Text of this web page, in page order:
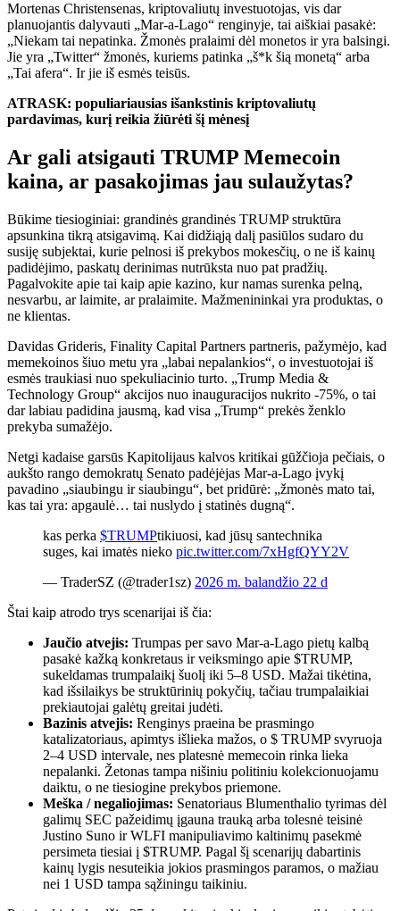
Mortenas Christensenas, kriptovaliutų investuotojas, vis dar
planuojantis dalyvauti „Mar-a-Lago“ renginyje, tai aiškiai pasakė:
„Niekam tai nepatinka. Žmonės pralaimi dėl monetos ir yra balsingi.
Jie yra „Twitter“ žmonės, kuriems patinka „š*k šią monetą“ arba
„Tai afera“. Ir jie iš esmės teisūs.
ATRASK: populiariausias išankstinis kriptovaliutų
pardavimas, kurį reikia žiūrėti šį mėnesį
Ar gali atsigauti TRUMP Memecoin
kaina, ar pasakojimas jau sulaužytas?
Būkime tiesioginiai: grandinės grandinės TRUMP struktūra
apsunkina tikrą atsigavimą. Kai didžiąją dalį pasiūlos sudaro du
susiję subjektai, kurie pelnosi iš prekybos mokesčių, o ne iš kainų
padidėjimo, paskatų derinimas nutrūksta nuo pat pradžių.
Pagalvokite apie tai kaip apie kazino, kur namas surenka pelną,
nesvarbu, ar laimite, ar pralaimite. Mažmenininkai yra produktas, o
ne klientas.
Davidas Grideris, Finality Capital Partners partneris, pažymėjo, kad
memekoinos šiuo metu yra „labai nepalankios“, o investuotojai iš
esmės traukiasi nuo spekuliacinio turto. „Trump Media &
Technology Group“ akcijos nuo inauguracijos nukrito -75%, o tai
dar labiau padidina jausmą, kad visa „Trump“ prekės ženklo
prekyba sumažėjo.
Netgi kadaise garsūs Kapitolijaus kalvos kritikai gūžčioja pečiais, o
aukšto rango demokratų Senato padėjėjas Mar-a-Lago įvykį
pavadino „siaubingu ir siaubingu“, bet pridūrė: „žmonės mato tai,
kas tai yra: apgaulė… tai nuslydo į statinės dugną“.
kas perka $TRUMPtikiuosi, kad jūsų santechnika
suges, kai imatės nieko pic.twitter.com/7xHgfQYY2V
— TraderSZ (@trader1sz) 2026 m. balandžio 22 d
Štai kaip atrodo trys scenarijai iš čia:
Jaučio atvejis: Trumpas per savo Mar-a-Lago pietų kalbą
pasakė kažką konkretaus ir veiksmingo apie $TRUMP,
sukeldamas trumpalaikį šuolį iki 5–8 USD. Mažai tikėtina,
kad išsilaikys be struktūrinių pokyčių, tačiau trumpalaikiai
prekiautojai galėtų greitai judėti.
Bazinis atvejis: Renginys praeina be prasmingo
katalizatoriaus, apimtys išlieka mažos, o $ TRUMP svyruoja
2–4 ​​USD intervale, nes platesnė memecoin rinka lieka
nepalanki. Žetonas tampa nišiniu politiniu kolekcionuojamu
daiktu, o ne tiesiogine prekybos priemone.
Meška / negaliojimas: Senatoriaus Blumenthalio tyrimas dėl
galimų SEC pažeidimų įgauna trauką arba tolesnė teisinė
Justino Suno ir WLFI manipuliavimo kaltinimų pasekmė
persimeta tiesiai į $TRUMP. Pagal šį scenarijų dabartinis
kainų lygis nesuteikia jokios prasmingos paramos, o mažiau
nei 1 USD tampa sąžiningu taikiniu.